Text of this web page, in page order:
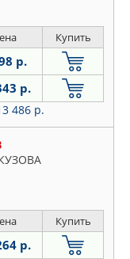
Купить
р.
р.
486 р.
Купить
р.